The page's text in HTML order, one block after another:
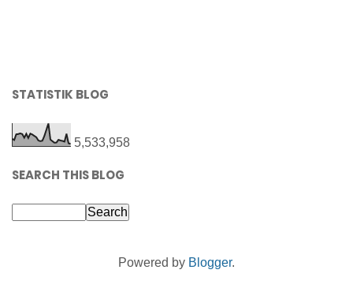
STATISTIK BLOG
5,533,958
SEARCH THIS BLOG
Powered by Blogger.